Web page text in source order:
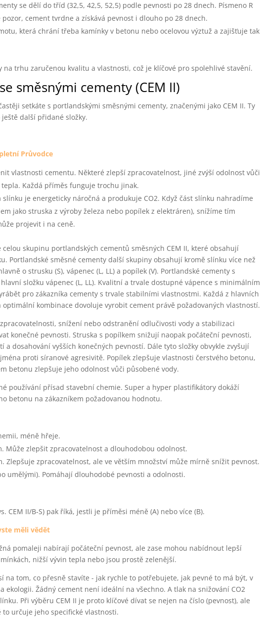
se dělí do tříd (32,5, 42,5, 52,5) podle pevnosti po 28 dnech. Písmeno R
cement tvrdne a získává pevnost i dlouho po 28 dnech.
která chrání třeba kamínky v betonu nebo ocelovou výztuž a zajišťuje tak
na trhu zaručenou kvalitu a vlastnosti, což je klíčové pro spolehlivé stavění.
směsnými cementy (CEM II)
setkáte s portlandskými směsnými cementy, značenými jako CEM II. Ty
další přidané složky.
Průvodce
vlastnosti cementu. Některé zlepší zpracovatelnost, jiné zvýší odolnost vůči
Každá příměs funguje trochu jinak.
slínku je energeticky náročná a produkuje CO2. Když část slínku nahradíme
jako struska z výroby železa nebo popílek z elektráren), snížíme tím
projevit i na ceně.
celou skupinu portlandských cementů směsných CEM II, které obsahují
Portlandské směsné cementy další skupiny obsahují kromě slínku více než
o strusku (S), vápenec (L, LL) a popílek (V). Portlandské cementy s
složku vápenec (L, LL). Kvalitní a trvale dostupné vápence s minimálním
pro zákazníka cementy s trvale stabilními vlastnostmi. Každá z hlavních
kombinace dovoluje vyrobit cement právě požadovaných vlastností.
snížení nebo odstranění odlučivosti vody a stabilizaci
konečné pevnosti. Struska s popílkem snižují naopak počáteční pevnosti,
dosahování vyšších konečných pevností. Dále tyto složky obvykle zvyšují
proti síranové agresivitě. Popílek zlepšuje vlastnosti čerstvého betonu,
betonu zlepšuje jeho odolnost vůči působené vody.
používání přísad stavební chemie. Super a hyper plastifikátory dokáží
betonu na zákazníkem požadovanou hodnotu.
méně hřeje.
Může zlepšit zpracovatelnost a dlouhodobou odolnost.
Zlepšuje zpracovatelnost, ale ve větším množství může mírně snížit pevnost.
umělými). Pomáhají dlouhodobé pevnosti a odolnosti.
CEM II/B‑S) pak říká, jestli je příměsi méně (A) nebo více (B).
měli vědět
pomaleji nabírají počáteční pevnost, ale zase mohou nabídnout lepší
nižší vývin tepla nebo jsou prostě zelenější.
na tom, co přesně stavíte - jak rychle to potřebujete, jak pevné to má být, v
Žádný cement není ideální na všechno. A tlak na snižování CO2
Při výběru CEM II je proto klíčové dívat se nejen na číslo (pevnost), ale
určuje jeho specifické vlastnosti.